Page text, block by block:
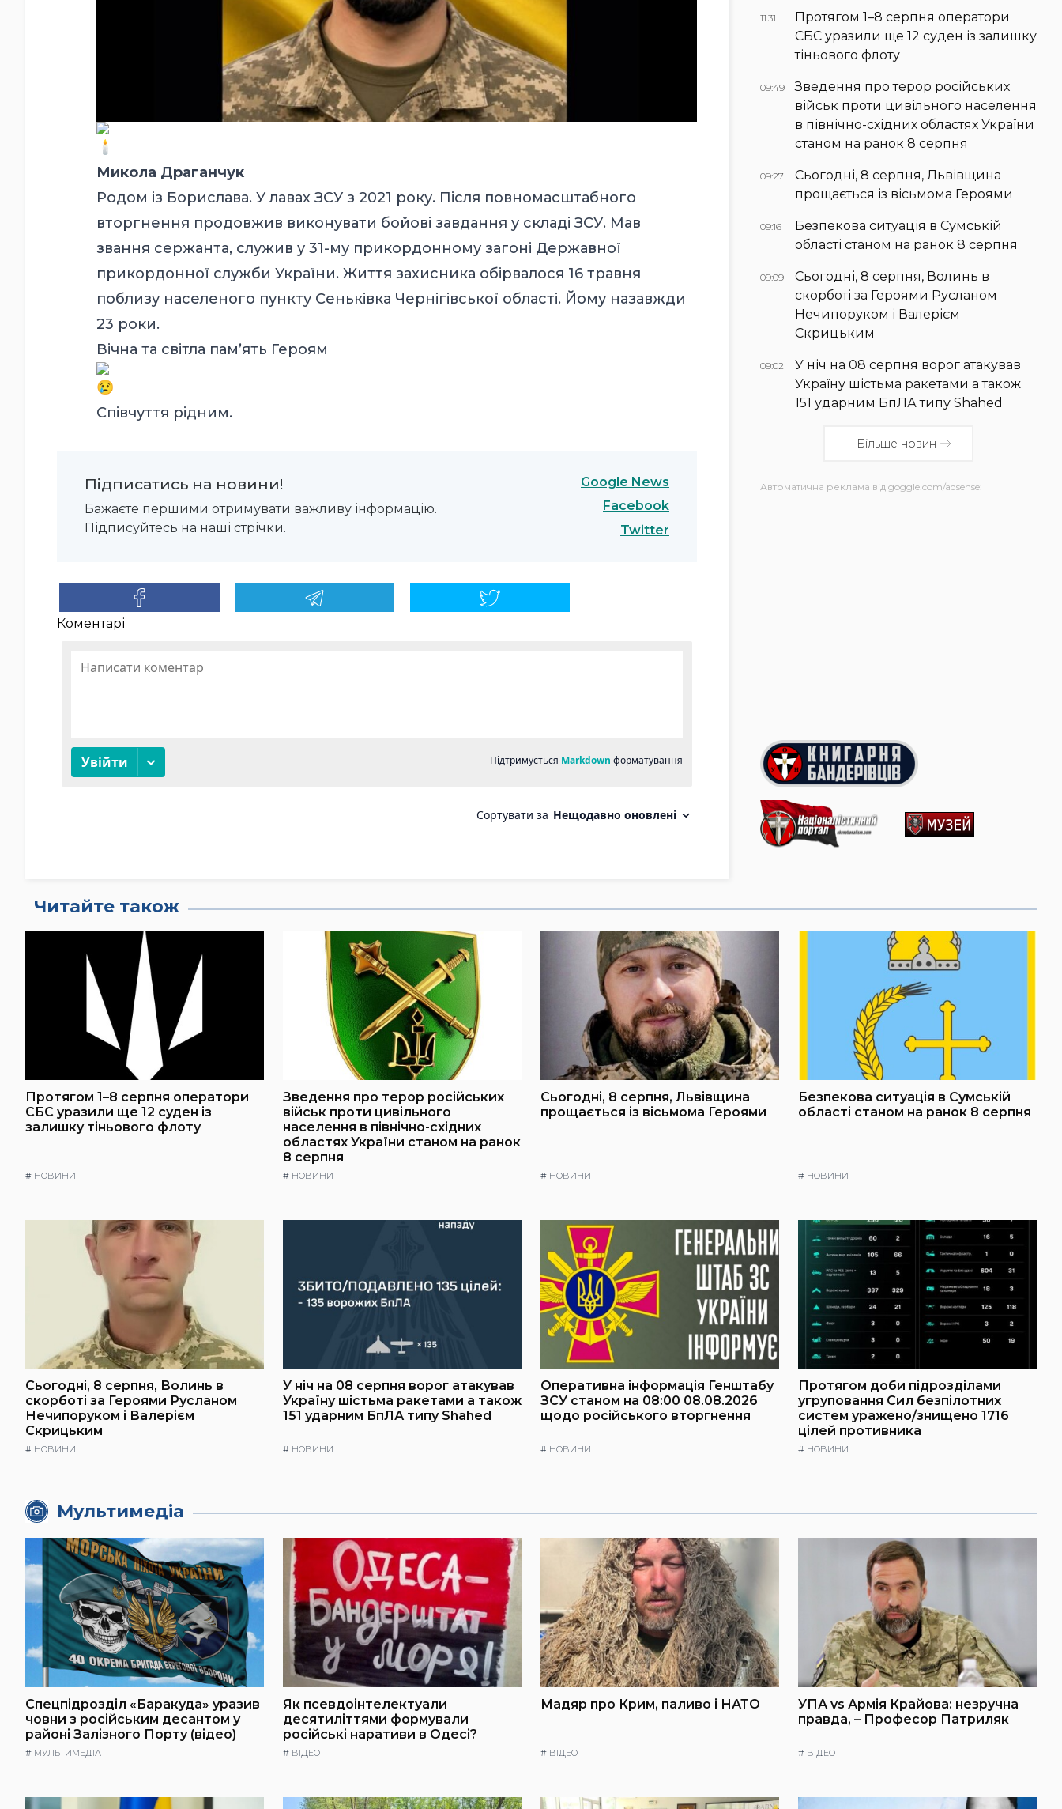
Микола Драганчук
Родом із Борислава. У лавах ЗСУ з 2021 року. Після повномасштабного
вторгнення продовжив виконувати бойові завдання у складі ЗСУ. Мав
звання сержанта, служив у 31-му прикордонному загоні Державної
прикордонної служби України. Життя захисника обірвалося 16 травня
поблизу населеного пункту Сеньківка Чернігівської області. Йому назавжди
23 роки.
Вічна та світла памʼять Героям
Співчуття рідним.
Підписатись на новини!
Бажаєте першими отримувати важливу інформацію.
Підписуйтесь на наші стрічки.
Google News
Facebook
Twitter
Коментарі
11:31
Протягом 1–8 серпня оператори
СБС уразили ще 12 суден із залишку
тіньового флоту
09:49
Зведення про терор російських
військ проти цивільного населення
в північно-східних областях України
станом на ранок 8 серпня
09:27
Сьогодні, 8 серпня, Львівщина
прощається із вісьмома Героями
09:16
Безпекова ситуація в Сумській
області станом на ранок 8 серпня
09:09
Сьогодні, 8 серпня, Волинь в
скорботі за Героями Русланом
Нечипоруком і Валерієм
Скрицьким
09:02
У ніч на 08 серпня ворог атакував
Україну шістьма ракетами а також
151 ударним БпЛА типу Shahed
Більше новин
Автоматична реклама від goggle.com/adsense:
Читайте також
Протягом 1–8 серпня оператори
СБС уразили ще 12 суден із
залишку тіньового флоту
# НОВИНИ
Зведення про терор російських
військ проти цивільного
населення в північно-східних
областях України станом на ранок
8 серпня
# НОВИНИ
Сьогодні, 8 серпня, Львівщина
прощається із вісьмома Героями
# НОВИНИ
Безпекова ситуація в Сумській
області станом на ранок 8 серпня
# НОВИНИ
Сьогодні, 8 серпня, Волинь в
скорботі за Героями Русланом
Нечипоруком і Валерієм
Скрицьким
# НОВИНИ
У ніч на 08 серпня ворог атакував
Україну шістьма ракетами а також
151 ударним БпЛА типу Shahed
# НОВИНИ
Оперативна інформація Генштабу
ЗСУ станом на 08:00 08.08.2026
щодо російського вторгнення
# НОВИНИ
Протягом доби підрозділами
угруповання Сил безпілотних
систем уражено/знищено 1716
цілей противника
# НОВИНИ
Мультимедіа
Спецпідрозділ «Баракуда» уразив
човни з російським десантом у
районі Залізного Порту (відео)
# МУЛЬТИМЕДІА
Як псевдоінтелектуали
десятиліттями формували
російські наративи в Одесі?
# ВІДЕО
Мадяр про Крим, паливо і НАТО
# ВІДЕО
УПА vs Армія Крайова: незручна
правда, – Професор Патриляк
# ВІДЕО